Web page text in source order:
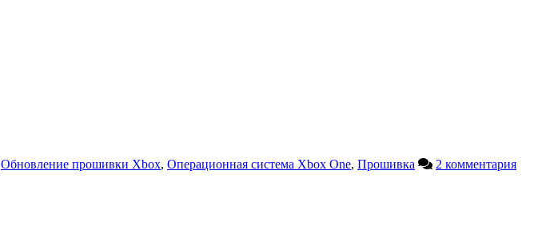
Обновление прошивки Xbox, Операционная система Xbox One, Прошивка
2 комментария